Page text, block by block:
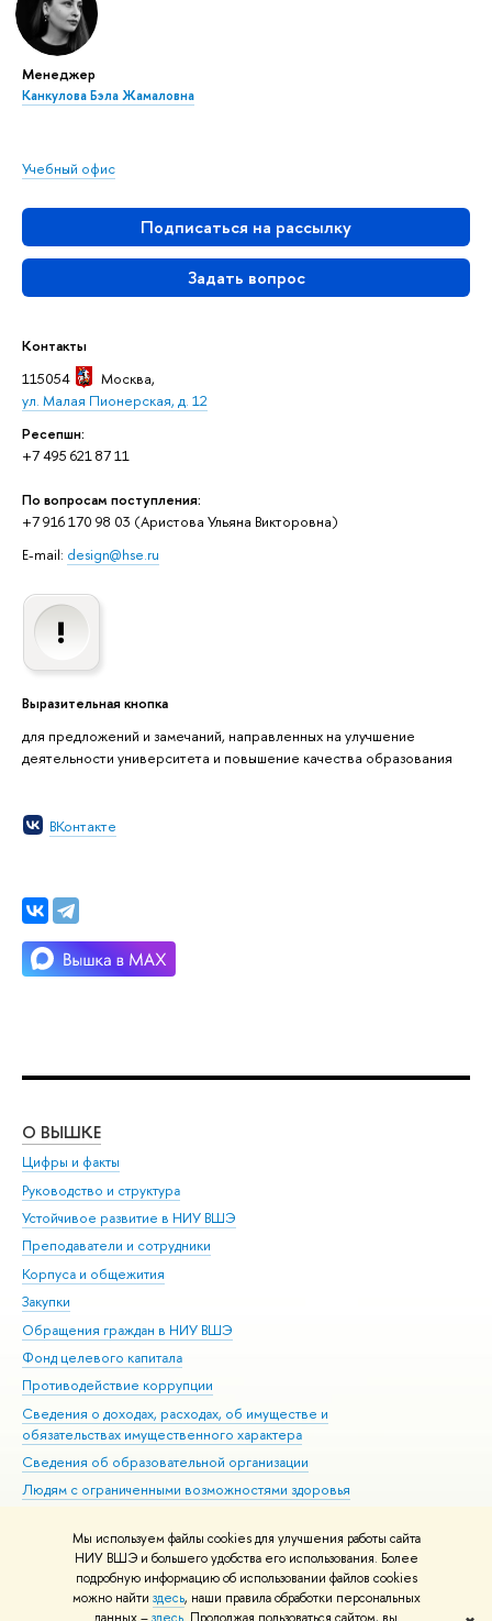
Мы используем файлы cookies для улучшения работы сайта
НИУ ВШЭ и большего удобства его использования. Более
подробную информацию об использовании файлов cookies
можно найти здесь, наши правила обработки персональных
Менеджер
Канкулова Бэла Жамаловна
Учебный офис
Подписаться на рассылку
Задать вопрос
Контакты
115054
Москва,
ул. Малая Пионерская, д. 12
Ресепшн:
+7 495 621 87 11
По вопросам поступления:
+7 916 170 98 03 (Аристова Ульяна Викторовна)
E-mail: design@hse.ru
Выразительная кнопка
для предложений и замечаний, направленных на улучшение
деятельности университета и повышение качества образования
ВКонтакте
О ВЫШКЕ
Цифры и факты
Руководство и структура
Устойчивое развитие в НИУ ВШЭ
Преподаватели и сотрудники
Корпуса и общежития
Закупки
Обращения граждан в НИУ ВШЭ
Фонд целевого капитала
Противодействие коррупции
Сведения о доходах, расходах, об имуществе и
обязательствах имущественного характера
Сведения об образовательной организации
Людям с ограниченными возможностями здоровья
Работа в Вышке